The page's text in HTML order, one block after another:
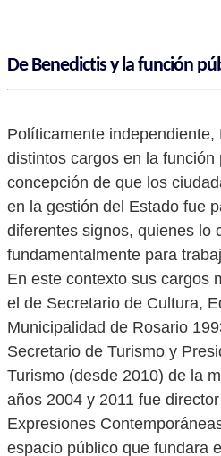
De Benedictis y la función
Políticamente
distintos cargos en la
concepción de que los
en la gestión del Estado fue
diferentes signos, quienes lo
fundamentalmente para
En este contexto sus cargos
el de Secretario de Cultura,
Municipalidad de Rosario
Secretario de Turismo y
Turismo (desde 2010) de la
años 2004 y 2011 fue
Expresiones
espacio público que fundara